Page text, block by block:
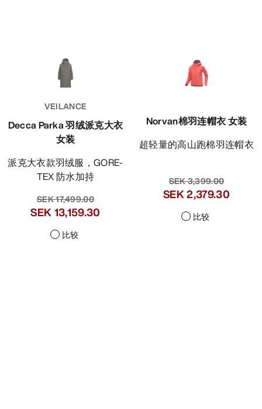
VEILANCE
Decca Parka 羽绒派克大衣
女装
派克大衣款羽绒服，GORE-
TEX 防水加持
SEK 17,499.00
SEK 13,159.30
比较
Norvan棉羽连帽衣 女装
超轻量的高山跑棉羽连帽衣
SEK 3,399.00
SEK 2,379.30
比较